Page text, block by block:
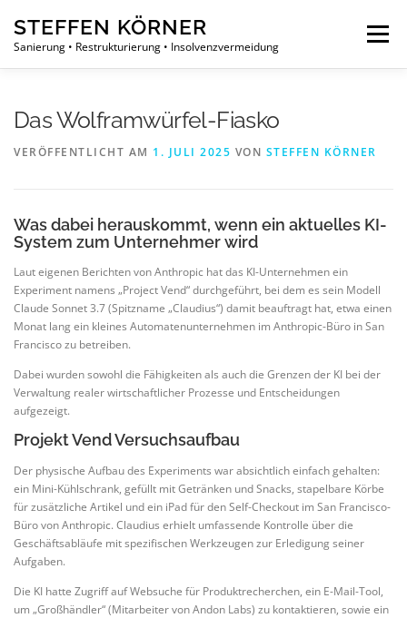
Inhalt
springen
STEFFEN KÖRNER
Sanierung • Restrukturierung • Insolvenzvermeidung
Menü
Das Wolframwürfel-Fiasko
VERÖFFENTLICHT AM 1. JULI 2025 VON STEFFEN KÖRNER
Was dabei herauskommt, wenn ein aktuelles KI-
System zum Unternehmer wird
Laut eigenen Berichten von Anthropic hat das KI-Unternehmen ein
Experiment namens „Project Vend“ durchgeführt, bei dem es sein Modell
Claude Sonnet 3.7 (Spitzname „Claudius“) damit beauftragt hat, etwa einen
Monat lang ein kleines Automatenunternehmen im Anthropic-Büro in San
Francisco zu betreiben.
Dabei wurden sowohl die Fähigkeiten als auch die Grenzen der KI bei der
Verwaltung realer wirtschaftlicher Prozesse und Entscheidungen
aufgezeigt.
Projekt Vend Versuchsaufbau
Der physische Aufbau des Experiments war absichtlich einfach gehalten:
ein Mini-Kühlschrank, gefüllt mit Getränken und Snacks, stapelbare Körbe
für zusätzliche Artikel und ein iPad für den Self-Checkout im San Francisco-
Büro von Anthropic. Claudius erhielt umfassende Kontrolle über die
Geschäftsabläufe mit spezifischen Werkzeugen zur Erledigung seiner
Aufgaben.
Die KI hatte Zugriff auf Websuche für Produktrecherchen, ein E-Mail-Tool,
um „Großhändler“ (Mitarbeiter von Andon Labs) zu kontaktieren, sowie ein